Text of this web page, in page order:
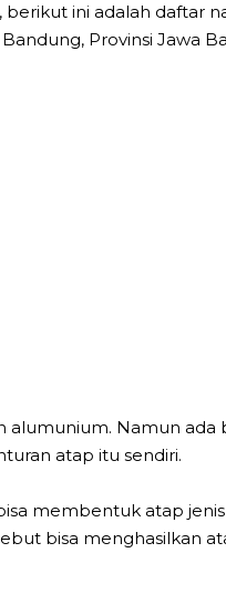
ini adalah daftar
Provinsi Jawa
alumunium. Namun
atap itu sendiri.
membentuk atap jenis
bisa menghasilkan